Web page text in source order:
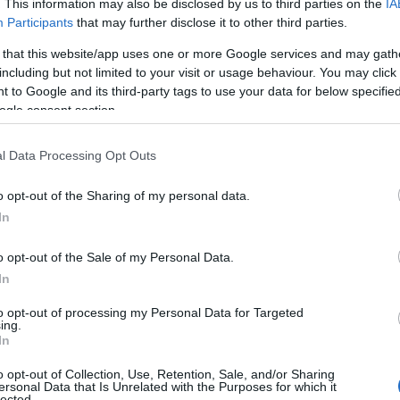
This information may also be disclosed by us to third parties on the
Participants that may further disclose it to other third parties.
that this website/app uses one or more Google services and may
but not limited to your visit or usage behaviour. You may
to Google and its third-party tags to use your data for below
consent section.
Data Processing Opt Outs
opt-out of the Sharing of my personal data.
opt-out of the Sale of my Personal Data.
opt-out of processing my Personal Data for Targeted
opt-out of Collection, Use, Retention, Sale, and/or Sharing
Data that Is Unrelated with the Purposes for which it
που συνοδευόταν από άλλη γυναίκα ενώ
άνευ λόγου.